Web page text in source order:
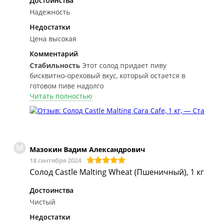
Надежность
Недостатки
Цена высокая
Комментарий
Стабильность Этот солод придает пиву
бисквитно-ореховый вкус, который остается в
готовом пиве надолго
Читать полностью
М Мазокин Вадим Александрович
18 сентября 2024
Солод Castle Malting Wheat (Пшеничный), 1 кг
Достоинства
Чистый
Недостатки